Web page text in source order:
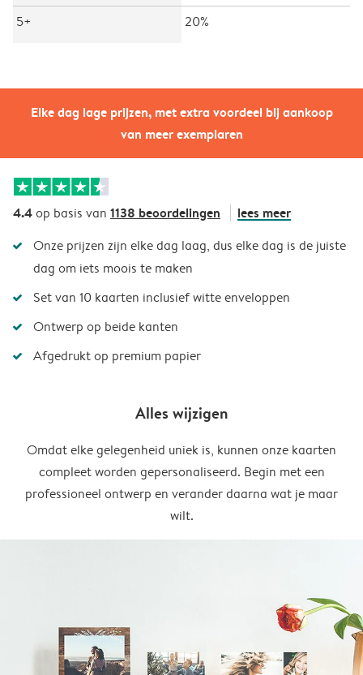
Elke dag lage prijzen, met extra voordeel bij aankoop
van meer exemplaren
5+
20%
4.4op basis van 1138 beoordelingen lees meer
Onze prijzen zijn elke dag laag, dus elke dag is de juiste
dag om iets moois te maken
Set van 10 kaarten inclusief witte enveloppen
Ontwerp op beide kanten
Afgedrukt op premium papier
Alles wijzigen
Omdat elke gelegenheid uniek is, kunnen onze kaarten
compleet worden gepersonaliseerd. Begin met een
professioneel ontwerp en verander daarna wat je maar
wilt.